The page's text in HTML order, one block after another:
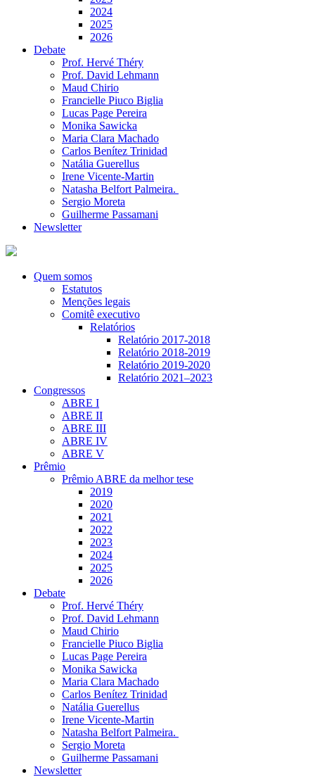
2024
2025
2026
Debate
Prof. Hervé Théry
Prof. David Lehmann
Maud Chirio
Francielle Piuco Biglia
Lucas Page Pereira
Monika Sawicka
Maria Clara Machado
Carlos Benítez Trinidad
Natália Guerellus
Irene Vicente-Martin
Natasha Belfort Palmeira.
Sergio Moreta
Guilherme Passamani
Newsletter
Quem somos
Estatutos
Menções legais
Comitê executivo
Relatórios
Relatório 2017-2018
Relatório 2018-2019
Relatório 2019-2020
Relatório 2021‒2023
Congressos
ABRE I
ABRE II
ABRE III
ABRE IV
ABRE V
Prêmio
Prêmio ABRE da melhor tese
2019
2020
2021
2022
2023
2024
2025
2026
Debate
Prof. Hervé Théry
Prof. David Lehmann
Maud Chirio
Francielle Piuco Biglia
Lucas Page Pereira
Monika Sawicka
Maria Clara Machado
Carlos Benítez Trinidad
Natália Guerellus
Irene Vicente-Martin
Natasha Belfort Palmeira.
Sergio Moreta
Guilherme Passamani
Newsletter